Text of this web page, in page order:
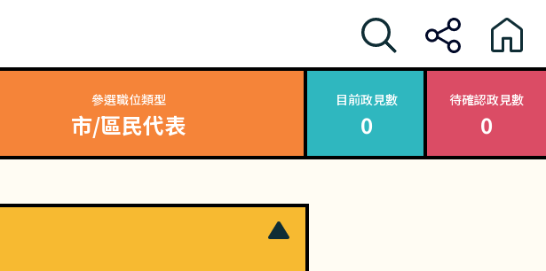
參選職位類型
市/區民代表
目前政見數
0
待確認政見數
0